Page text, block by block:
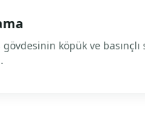
gövdesinin köpük ve basınçlı